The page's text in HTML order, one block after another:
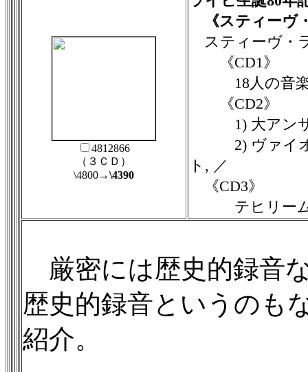
4812866
（３ＣＤ）
\4800→\4390
《スティーヴ
スティーヴ・
《CD1》
18人の音楽
《CD2》
1) 大アンサ
2) ヴァイオ
ト, ／
《CD3》
テヒリー
厳密には歴史的録音
歴史的録音というのも
紹介。